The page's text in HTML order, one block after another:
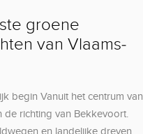
groene
van Vlaams-
begin Vanuit het centrum van
de richting van Bekkevoort.
en landelijke dreven